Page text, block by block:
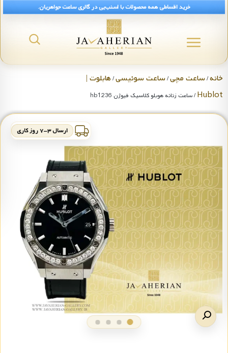
خرید اقساطی همه محصولات با اسنپ‌پی در گالری ساعت جواهریان.
خانه/ساعت مچی/ساعت سوئیسی/ هابلوت |
Hublot/ ساعت زنانه هوبلو کلاسیک فیوژن hb1236
ارسال ۳-۷ روز کاری